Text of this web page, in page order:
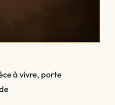
à vivre, porte